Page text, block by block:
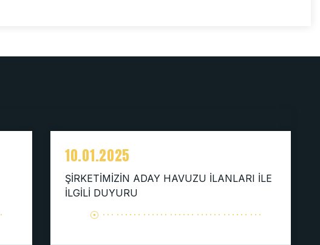
10.01.2025
ŞİRKETİMİZİN ADAY HAVUZU İLANLARI İLE
İLGİLİ DUYURU